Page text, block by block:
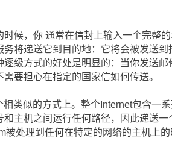
时候，你 通常在信封上输入一个完整
务将递送它到目的地：它将会被发送
逐级方式的好处是明显的：当你发送
要担心在指定的国家信如何传送。
相类似的方式上。整个Internet包含一
和主机之间运行任何路径，因此递送
被处理到任何在特定的网络的主机上